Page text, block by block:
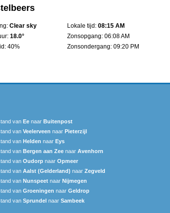
Clear sky
18.0°
40%
Lokale tijd: 08:15 AM
Zonsopgang: 06:08 AM
Zonsondergang: 09:20 PM
van Ee naar Buitenpost
van Veelerveen naar Pieterzijl
van Helden naar Eys
van Bergen aan Zee naar Avenhorn
van Oudorp naar Opmeer
van Aalst (Gelderland) naar Zegveld
van Nunspeet naar Nijmegen
van Groeningen naar Geldrop
van Sprundel naar Sambeek